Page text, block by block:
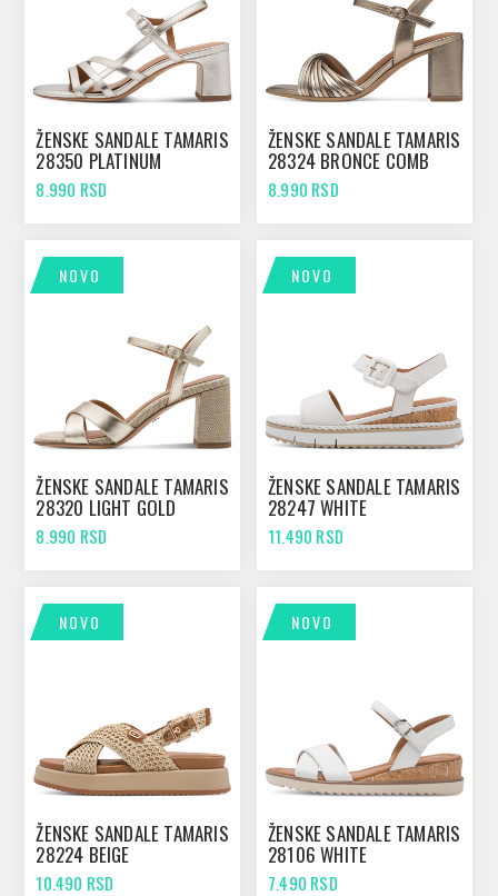
ŽENSKE SANDALE TAMARIS
28350 PLATINUM
8.990 RSD
ŽENSKE SANDALE TAMARIS
28324 BRONCE COMB
8.990 RSD
NOVO
ŽENSKE SANDALE TAMARIS
28320 LIGHT GOLD
8.990 RSD
NOVO
ŽENSKE SANDALE TAMARIS
28247 WHITE
11.490 RSD
NOVO
ŽENSKE SANDALE TAMARIS
28224 BEIGE
10.490 RSD
NOVO
ŽENSKE SANDALE TAMARIS
28106 WHITE
7.490 RSD